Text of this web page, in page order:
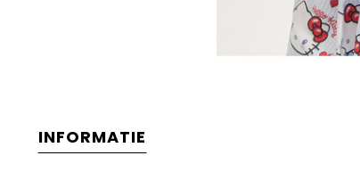
INFORMATIE